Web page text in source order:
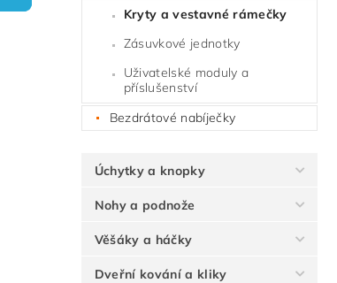
Kryty a vestavné rámečky
Zásuvkové jednotky
Uživatelské moduly a
příslušenství
Bezdrátové nabíječky
Úchytky a knopky
Nohy a podnože
Věšáky a háčky
Dveřní kování a kliky